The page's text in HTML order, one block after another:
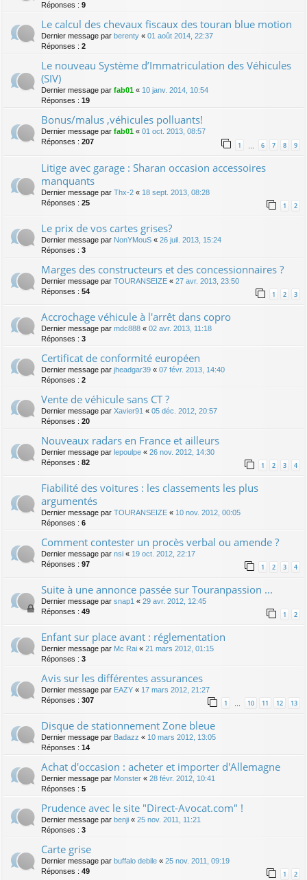
Réponses : 9
Le calcul des chevaux fiscaux des touran blue motion
Dernier message par berenty « 01 août 2014, 22:37
Réponses : 2
Le nouveau Système d’Immatriculation des Véhicules
(SIV)
Dernier message par fab01 « 10 janv. 2014, 10:54
Réponses : 19
Bonus/malus ,véhicules polluants!
Dernier message par fab01 « 01 oct. 2013, 08:57
Réponses : 207 1 6 7 8 9
Litige avec garage : Sharan occasion accessoires
manquants
Dernier message par Thx-2 « 18 sept. 2013, 08:28
Réponses : 25 1 2
Le prix de vos cartes grises?
Dernier message par NonYMouS « 26 juil. 2013, 15:24
Réponses : 3
Marges des constructeurs et des concessionnaires ?
Dernier message par TOURANSEIZE « 27 avr. 2013, 23:50
Réponses : 54 1 2 3
Accrochage véhicule à l'arrêt dans copro
Dernier message par mdc888 « 02 avr. 2013, 11:18
Réponses : 3
Certificat de conformité européen
Dernier message par jheadgar39 « 07 févr. 2013, 14:40
Réponses : 2
Vente de véhicule sans CT ?
Dernier message par Xavier91 « 05 déc. 2012, 20:57
Réponses : 20
Nouveaux radars en France et ailleurs
Dernier message par lepoulpe « 26 nov. 2012, 14:30
Réponses : 82 1 2 3 4
Fiabilité des voitures : les classements les plus
argumentés
Dernier message par TOURANSEIZE « 10 nov. 2012, 00:05
Réponses : 6
Comment contester un procès verbal ou amende ?
Dernier message par nsi « 19 oct. 2012, 22:17
Réponses : 97 1 2 3 4
Suite à une annonce passée sur Touranpassion ...
Dernier message par snap1 « 29 avr. 2012, 12:45
Réponses : 49 1 2
Enfant sur place avant : réglementation
Dernier message par Mc Rai « 21 mars 2012, 01:15
Réponses : 3
Avis sur les différentes assurances
Dernier message par EAZY « 17 mars 2012, 21:27
Réponses : 307 1 … 10 11 12 13
Disque de stationnement Zone bleue
Dernier message par Badazz « 10 mars 2012, 13:05
Réponses : 14
Achat d'occasion : acheter et importer d'Allemagne
Dernier message par Monster « 28 févr. 2012, 10:41
Réponses : 5
Prudence avec le site "Direct-Avocat.com" !
Dernier message par benji « 25 nov. 2011, 11:21
Réponses : 3
Carte grise
Dernier message par buffalo debile « 25 nov. 2011, 09:19
Réponses : 49 1 2